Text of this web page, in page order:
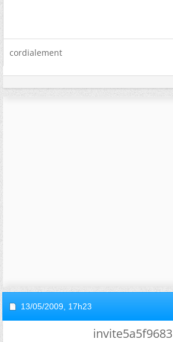
cordialement
13/05/2009, 17h23
invite5a5f9683